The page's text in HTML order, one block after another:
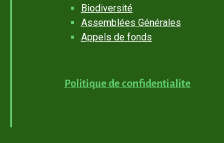
Biodiversité
Assemblées Générales
Appels de fonds
Politique de confidentialite